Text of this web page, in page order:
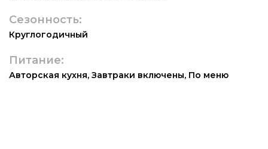
Сезонность:
Круглогодичный
Питание:
Авторская кухня, Завтраки включены, По меню